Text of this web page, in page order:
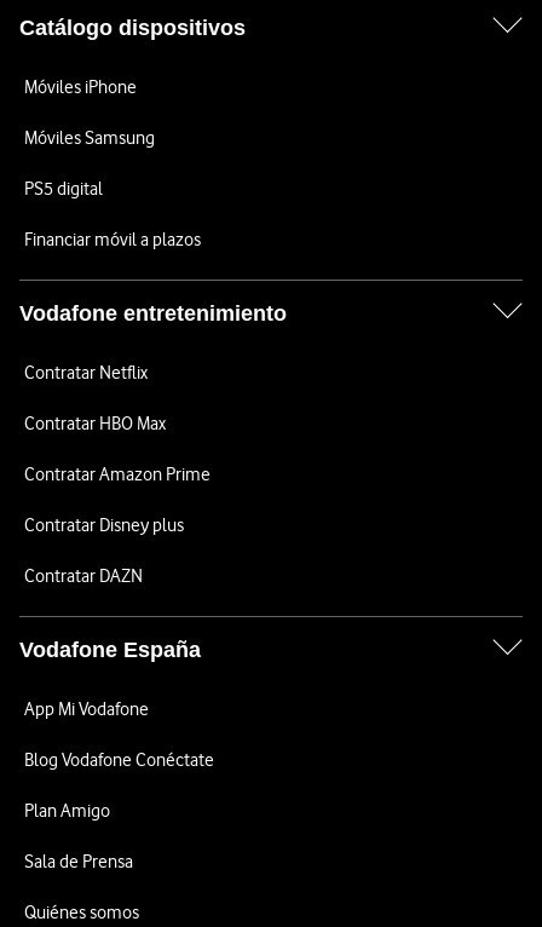
Catálogo dispositivos
Móviles iPhone
Móviles Samsung
PS5 digital
Financiar móvil a plazos
Vodafone entretenimiento
Contratar Netflix
Contratar HBO Max
Contratar Amazon Prime
Contratar Disney plus
Contratar DAZN
Vodafone España
App Mi Vodafone
Blog Vodafone Conéctate
Plan Amigo
Sala de Prensa
Quiénes somos